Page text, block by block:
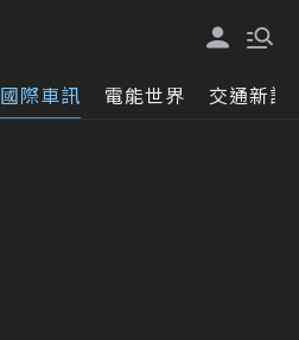
國際車訊 電能世界 交通新訊